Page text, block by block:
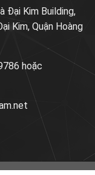
Đại Kim Building,
Kim, Quận Hoàng
hoặc